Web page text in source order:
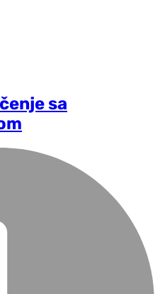
sa